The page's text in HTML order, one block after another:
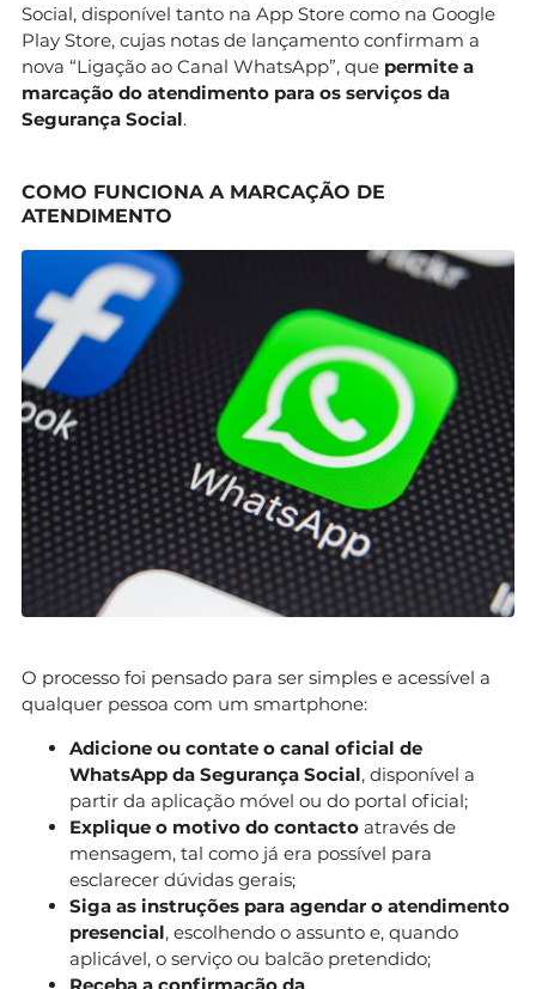
Social, disponível tanto na App Store como na Google
Play Store, cujas notas de lançamento confirmam a
nova “Ligação ao Canal WhatsApp”, que permite a
marcação do atendimento para os serviços da
Segurança Social.
COMO FUNCIONA A MARCAÇÃO DE
ATENDIMENTO
O processo foi pensado para ser simples e acessível a
qualquer pessoa com um smartphone:
Adicione ou contate o canal oficial de
WhatsApp da Segurança Social, disponível a
partir da aplicação móvel ou do portal oficial;
Explique o motivo do contacto através de
mensagem, tal como já era possível para
esclarecer dúvidas gerais;
Siga as instruções para agendar o atendimento
presencial, escolhendo o assunto e, quando
aplicável, o serviço ou balcão pretendido;
Receba a confirmação da